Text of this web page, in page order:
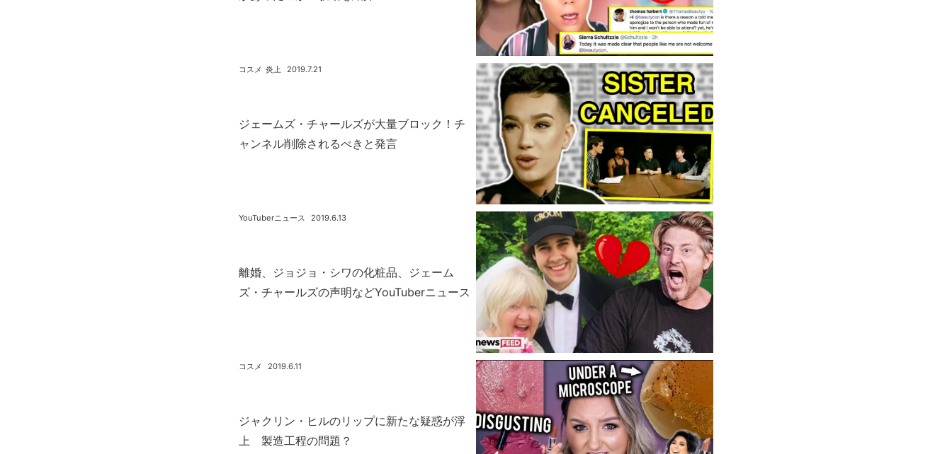
ジェームズ・チャールズが大量ブロック！チ
ャンネル削除されるべきと発言
2019.7.21
コスメ 炎上
離婚、ジョジョ・シワの化粧品、ジェーム
ズ・チャールズの声明などYouTuberニュース
2019.6.13
YouTuberニュース
ジャクリン・ヒルのリップに新たな疑惑が浮
上 製造工程の問題？
2019.6.11
コスメ